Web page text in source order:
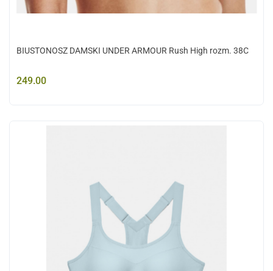
BIUSTONOSZ DAMSKI UNDER ARMOUR Rush High rozm. 38C
249.00